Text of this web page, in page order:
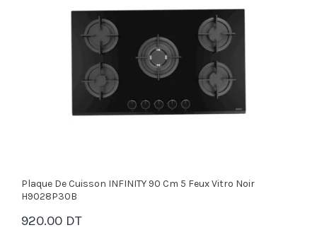
Plaque De Cuisson INFINITY 90 Cm 5 Feux Vitro Noir
H9028P30B
920.00 DT
PANIER